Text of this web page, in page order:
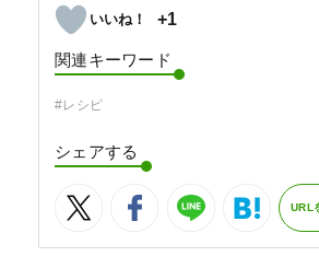
+1
関連キーワード
#レシピ
シェアする
URL